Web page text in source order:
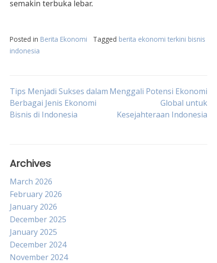
semakin terbuka lebar.
Posted in Berita Ekonomi Tagged berita ekonomi terkini bisnis
indonesia
Post
navigation
Tips Menjadi Sukses dalam
Berbagai Jenis Ekonomi
Bisnis di Indonesia
Menggali Potensi Ekonomi
Global untuk
Kesejahteraan Indonesia
Archives
March 2026
February 2026
January 2026
December 2025
January 2025
December 2024
November 2024